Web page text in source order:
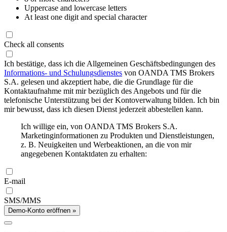
Uppercase and lowercase letters
At least one digit and special character
Check all consents
Ich bestätige, dass ich die Allgemeinen Geschäftsbedingungen des
Informations- und Schulungsdienstes von OANDA TMS Brokers
S.A. gelesen und akzeptiert habe, die die Grundlage für die
Kontaktaufnahme mit mir bezüglich des Angebots und für die
telefonische Unterstützung bei der Kontoverwaltung bilden. Ich bin
mir bewusst, dass ich diesen Dienst jederzeit abbestellen kann.
Ich willige ein, von OANDA TMS Brokers S.A.
Marketinginformationen zu Produkten und Dienstleistungen,
z. B. Neuigkeiten und Werbeaktionen, an die von mir
angegebenen Kontaktdaten zu erhalten:
E-mail
SMS/MMS
Demo-Konto eröffnen »